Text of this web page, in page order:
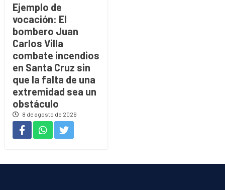
Ejemplo de
vocación: El
bombero Juan
Carlos Villa
combate incendios
en Santa Cruz sin
que la falta de una
extremidad sea un
obstáculo
8 de agosto de 2026